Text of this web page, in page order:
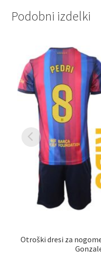
Podobni izdelki
Otroški dresi za